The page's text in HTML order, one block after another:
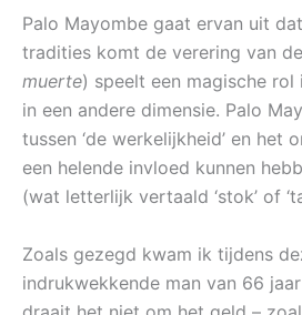
Palo Mayombe gaat ervan uit
tradities komt de verering van
muerte) speelt een magische
in een andere dimensie. Palo
tussen ‘de werkelijkheid’ en
een helende invloed kunnen
(wat letterlijk vertaald ‘stok’ of
Zoals gezegd kwam ik tijdens
indrukwekkende man van 66